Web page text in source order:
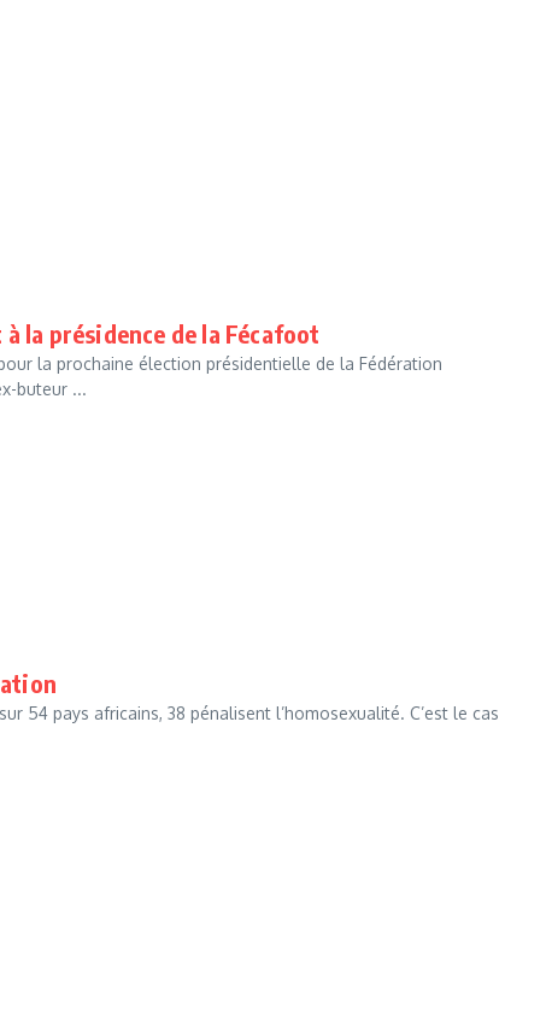
la présidence de la Fécafoot
la prochaine élection présidentielle de la Fédération
buteur ...
54 pays africains, 38 pénalisent l’homosexualité. C’est le cas